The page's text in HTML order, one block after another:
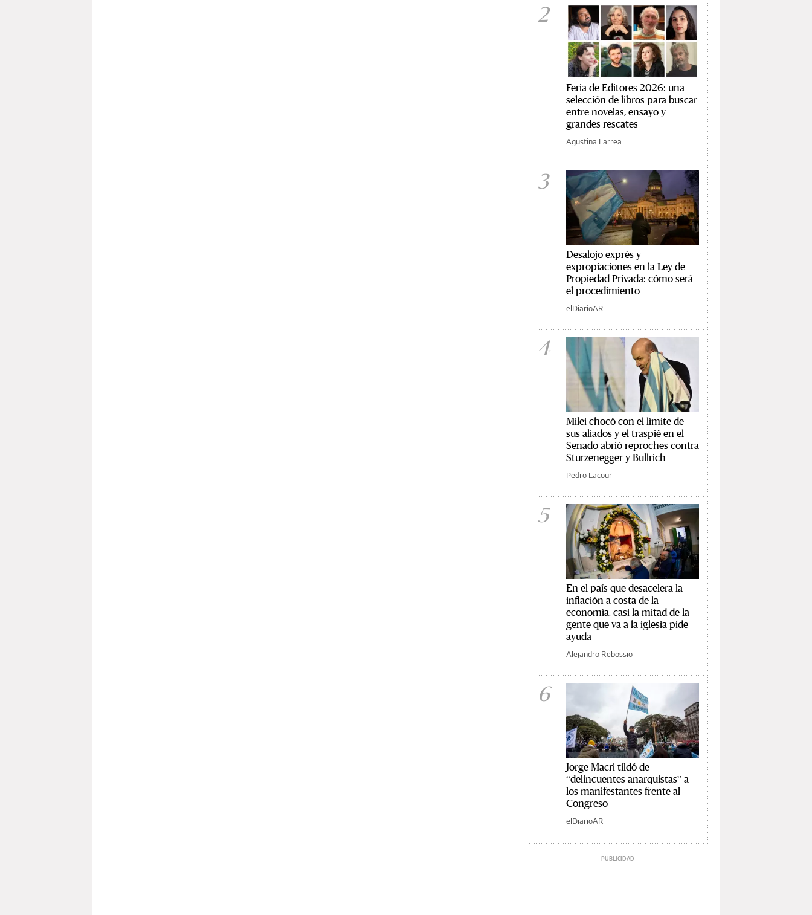
2
Feria de Editores 2026: una
selección de libros para buscar
entre novelas, ensayo y
grandes rescates
Agustina Larrea
3
Desalojo exprés y
expropiaciones en la Ley de
Propiedad Privada: cómo será
el procedimiento
elDiarioAR
4
Milei chocó con el límite de
sus aliados y el traspié en el
Senado abrió reproches contra
Sturzenegger y Bullrich
Pedro Lacour
5
En el país que desacelera la
inflación a costa de la
economía, casi la mitad de la
gente que va a la iglesia pide
ayuda
Alejandro Rebossio
6
Jorge Macri tildó de
“delincuentes anarquistas” a
los manifestantes frente al
Congreso
elDiarioAR